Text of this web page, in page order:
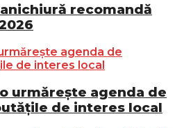
recomandă
urmărește agenda de
de interes local